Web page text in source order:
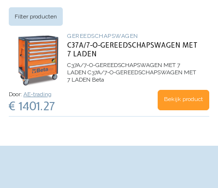
Filter producten
GEREEDSCHAPSWAGEN
C37A/7-O-GEREEDSCHAPSWAGEN MET
7 LADEN
C37A/7-O-GEREEDSCHAPSWAGEN MET 7
LADEN C37A/7-O-GEREEDSCHAPSWAGEN MET
7 LADEN Beta
Door: AE-trading
€ 1401.27 Bekijk product